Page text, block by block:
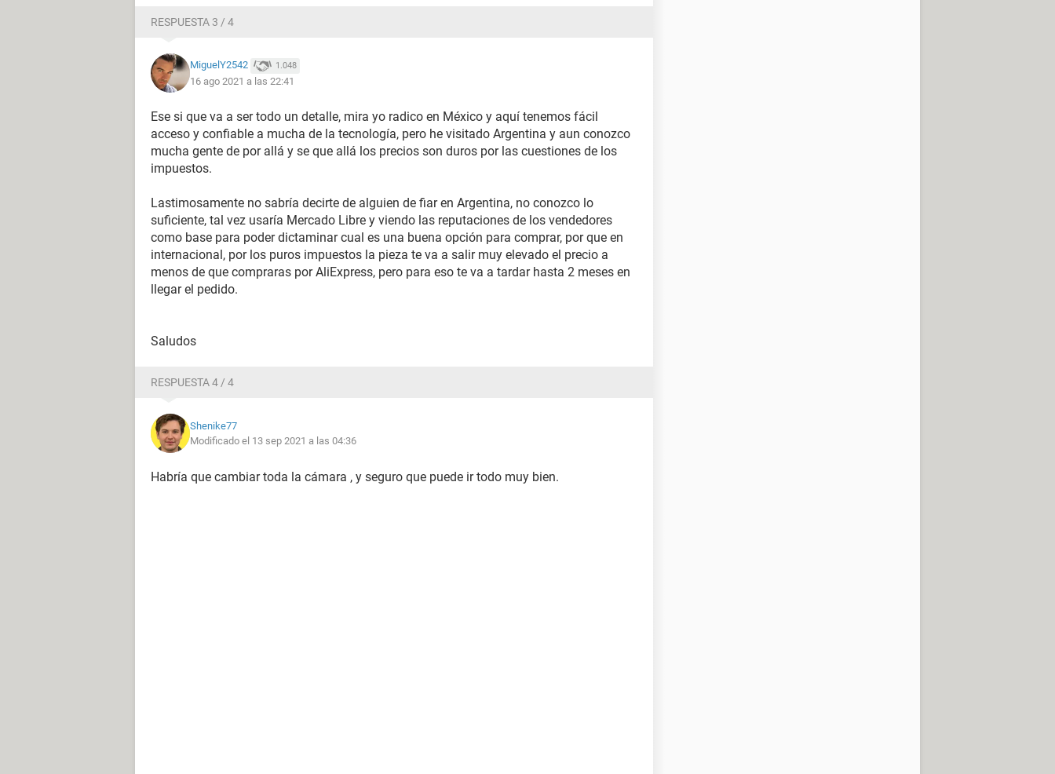
RESPUESTA 3 / 4
MiguelY2542 1.048
16 ago 2021 a las 22:41
Ese si que va a ser todo un detalle, mira yo radico en México y aquí tenemos fácil
acceso y confiable a mucha de la tecnología, pero he visitado Argentina y aun conozco
mucha gente de por allá y se que allá los precios son duros por las cuestiones de los
impuestos.
Lastimosamente no sabría decirte de alguien de fiar en Argentina, no conozco lo
suficiente, tal vez usaría Mercado Libre y viendo las reputaciones de los vendedores
como base para poder dictaminar cual es una buena opción para comprar, por que en
internacional, por los puros impuestos la pieza te va a salir muy elevado el precio a
menos de que compraras por AliExpress, pero para eso te va a tardar hasta 2 meses en
llegar el pedido.
Saludos
RESPUESTA 4 / 4
Shenike77
Modificado el 13 sep 2021 a las 04:36
Habría que cambiar toda la cámara , y seguro que puede ir todo muy bien.